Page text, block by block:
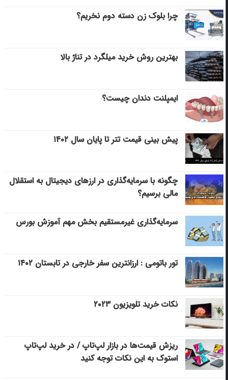
چرا بلوک زن دسته دوم نخریم؟
بهترین روش خرید میلگرد در تناژ بالا
ایمپلنت دندان چیست؟
پیش بینی قیمت تتر تا پایان سال ۱۴۰۲
چگونه با سرمایه‌گذاری در ارزهای دیجیتال به استقلال
مالی برسیم؟
سرمایه‌گذاری غیرمستقیم بخش مهم آموزش بورس
تور باتومی : ارزانترین سفر خارجی در تابستان ۱۴۰۲
نکات خرید تلویزیون ۲۰۲۳
ریزش قیمت‌ها در بازار لپ‌تاپ / در خرید لپ‌تاپ
استوک به این نکات توجه کنید